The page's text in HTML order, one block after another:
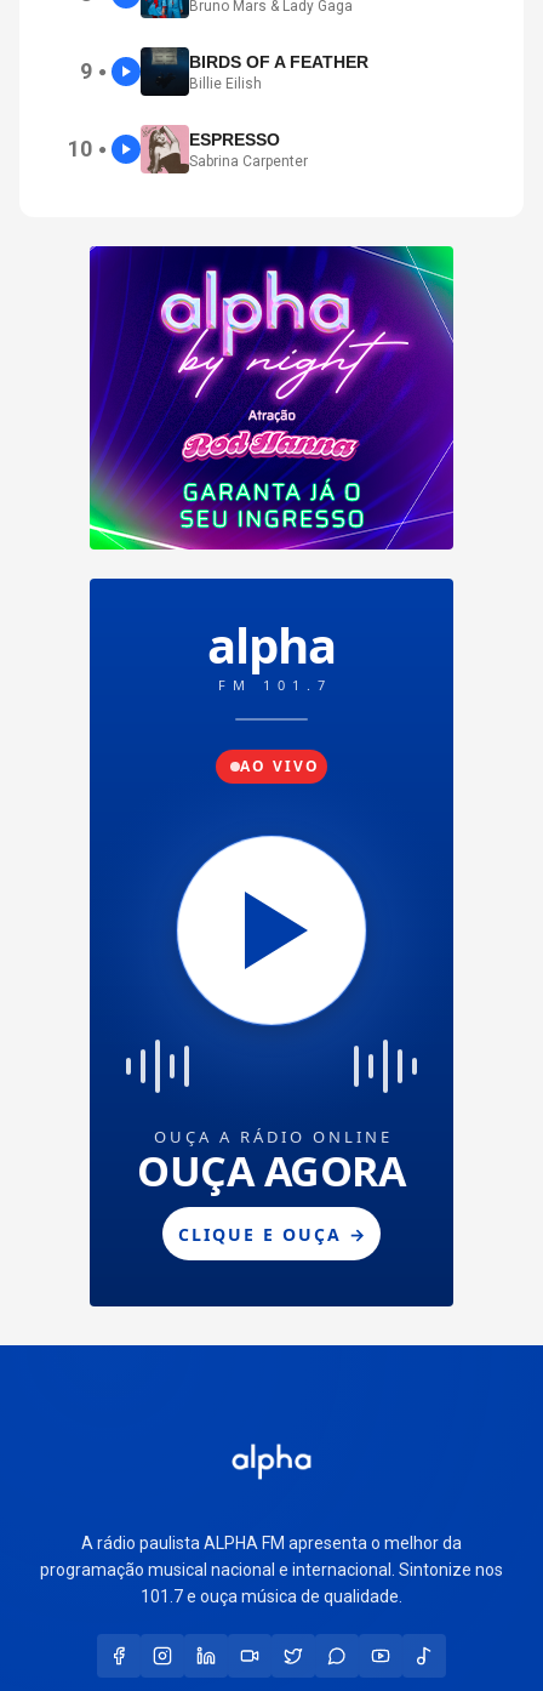
Bruno Mars & Lady Gaga
9 ● BIRDS OF A FEATHER
Billie Eilish
10 ● ESPRESSO
Sabrina Carpenter
A rádio paulista ALPHA FM apresenta o melhor da
programação musical nacional e internacional. Sintonize nos
101.7 e ouça música de qualidade.